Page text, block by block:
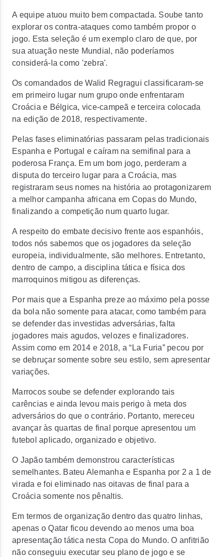
A equipe atuou muito bem compactada. Soube tanto
explorar os contra-ataques como também propor o
jogo. Esta seleção é um exemplo claro de que, por
sua atuação neste Mundial, não poderíamos
considerá-la como 'zebra'.
Os comandados de Walid Regragui classificaram-se
em primeiro lugar num grupo onde enfrentaram
Croácia e Bélgica, vice-campeã e terceira colocada
na edição de 2018, respectivamente.
Pelas fases eliminatórias passaram pelas tradicionais
Espanha e Portugal e caíram na semifinal para a
poderosa França. Em um bom jogo, perderam a
disputa do terceiro lugar para a Croácia, mas
registraram seus nomes na história ao protagonizarem
a melhor campanha africana em Copas do Mundo,
finalizando a competição num quarto lugar.
A respeito do embate decisivo frente aos espanhóis,
todos nós sabemos que os jogadores da seleção
europeia, individualmente, são melhores. Entretanto,
dentro de campo, a disciplina tática e física dos
marroquinos mitigou as diferenças.
Por mais que a Espanha preze ao máximo pela posse
da bola não somente para atacar, como também para
se defender das investidas adversárias, falta
jogadores mais agudos, velozes e finalizadores.
Assim como em 2014 e 2018, a “La Furia” pecou por
se debruçar somente sobre seu estilo, sem apresentar
variações.
Marrocos soube se defender explorando tais
carências e ainda levou mais perigo à meta dos
adversários do que o contrário. Portanto, mereceu
avançar às quartas de final porque apresentou um
futebol aplicado, organizado e objetivo.
O Japão também demonstrou características
semelhantes. Bateu Alemanha e Espanha por 2 a 1 de
virada e foi eliminado nas oitavas de final para a
Croácia somente nos pênaltis.
Em termos de organização dentro das quatro linhas,
apenas o Qatar ficou devendo ao menos uma boa
apresentação tática nesta Copa do Mundo. O anfitrião
não conseguiu executar seu plano de jogo e se